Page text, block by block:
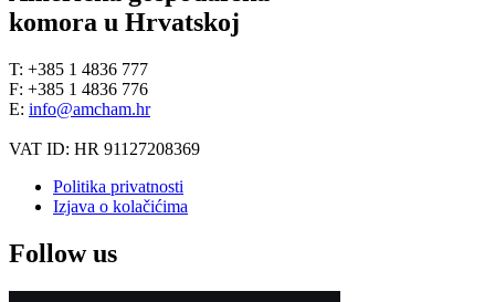
komora u Hrvatskoj
T: +385 1 4836 777
F: +385 1 4836 776
E: info@amcham.hr
VAT ID: HR 91127208369
Politika privatnosti
Izjava o kolačićima
Follow us